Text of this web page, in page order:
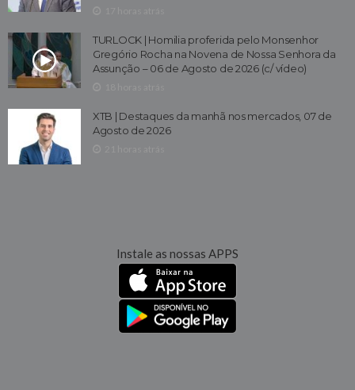
TURLOCK | Homilia proferida pelo Monsenhor
Gregório Rocha na Novena de Nossa Senhora da
Assunção – 06 de Agosto de 2026 (c/ vídeo)
XTB | Destaques da manhã nos mercados, 07 de
Agosto de 2026
Instale as nossas APPS